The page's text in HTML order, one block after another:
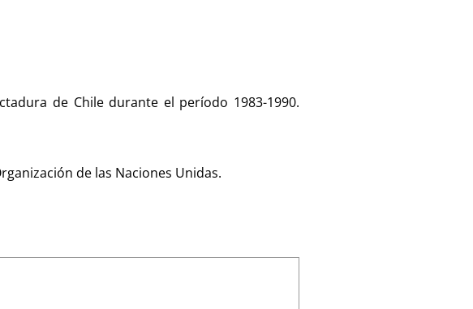
de Chile durante el período 1983-1990.
de las Naciones Unidas.